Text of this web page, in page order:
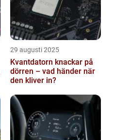
29 augusti 2025
Kvantdatorn knackar på
dörren – vad händer när
den kliver in?